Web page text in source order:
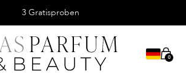
3 Gratisproben
0